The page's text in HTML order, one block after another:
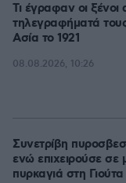
Τι έγραφαν οι ξένοι
τηλεγραφήματά
Ασία το 1921
08.08.2026, 10:26
Συνετρίβη
ενώ επιχειρούσε σε
πυρκαγιά στη Γιούτα